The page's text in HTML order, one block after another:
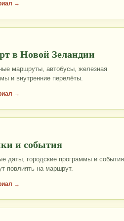
→
в Новой Зеландии
маршруты, автобусы, железная
и внутренние перелёты.
→
и события
даты, городские программы и события,
повлиять на маршрут.
→